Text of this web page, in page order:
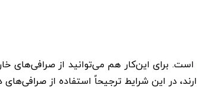
است. برای این‌کار هم می‌توانید از صرافی‌های
در این شرایط ترجیحاً استفاده از